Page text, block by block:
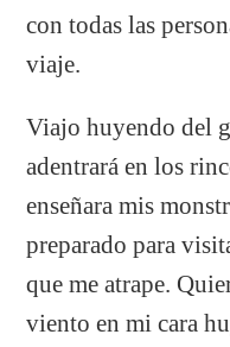
con todas las
viaje.
Viajo huyendo del
adentrará en los
enseñara mis
preparado para
que me atrape.
viento en mi cara